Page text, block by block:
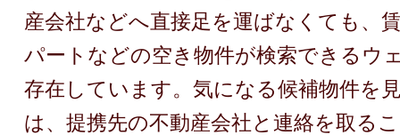
産会社などへ直接足を運ばなくても、
パートなどの空き物件が検索できるウ
存在しています。気になる候補物件を
は、提携先の不動産会社と連絡を取る